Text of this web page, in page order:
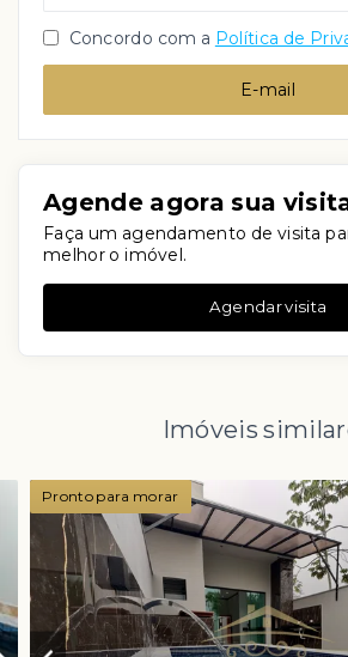
Concordo com a Política de
E-mail
Agende agora sua
Faça um agendamento de visita
melhor o imóvel.
Agendar visita
Imóveis
Pronto para morar